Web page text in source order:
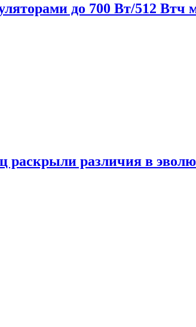
до 700 Вт/512 Втч
раскрыли различия в